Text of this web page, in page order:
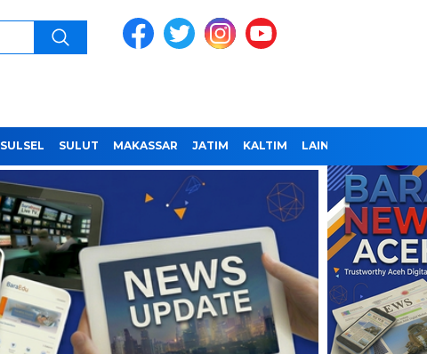
SULSEL SULUT MAKASSAR JATIM KALTIM LAINNYA